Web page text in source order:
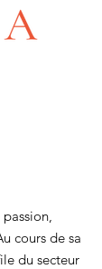
cours de sa
du secteur